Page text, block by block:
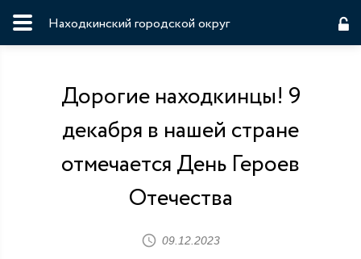
Находкинский городской округ
Дорогие находкинцы! 9
декабря в нашей стране
отмечается День Героев
Отечества
09.12.2023